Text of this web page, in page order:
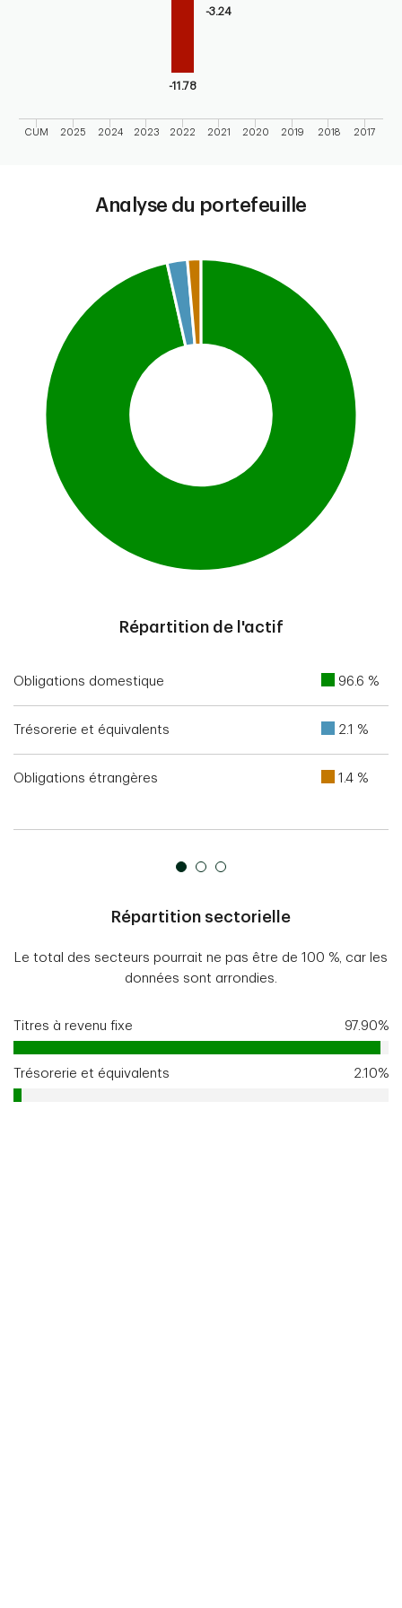
-11.78
-3.24
CUM 2025 2024 2023 2022 2021 2020 2019 2018 2017
Analyse du portefeuille
Pie chart with 3 slices.
This is a portfolio analysis pie chart
Répartition de l'actif
Obligations domestique 96.6 %
Trésorerie et équivalents 2.1 %
Obligations étrangères 1.4 %
Répartition sectorielle
Le total des secteurs pourrait ne pas être de 100 %, car les
données sont arrondies.
Titres à revenu fixe 97.90%
Trésorerie et équivalents 2.10%